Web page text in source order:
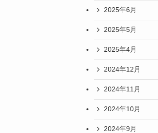
2025年6月
2025年5月
2025年4月
2024年12月
2024年11月
2024年10月
2024年9月